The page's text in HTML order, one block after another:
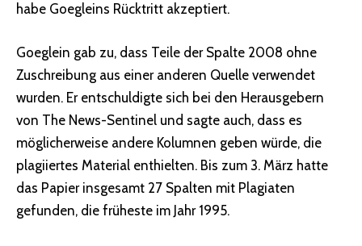
habe Goegleins Rücktritt akzeptiert.
Goeglein gab zu, dass Teile der Spalte 2008 ohne
Zuschreibung aus einer anderen Quelle verwendet
wurden. Er entschuldigte sich bei den Herausgebern
von The News-Sentinel und sagte auch, dass es
möglicherweise andere Kolumnen geben würde, die
plagiiertes Material enthielten. Bis zum 3. März hatte
das Papier insgesamt 27 Spalten mit Plagiaten
gefunden, die früheste im Jahr 1995.